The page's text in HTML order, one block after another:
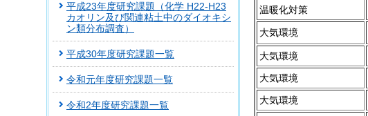
平成23年度研究課題（化学 H22-H23
カオリン及び関連粘土中のダイオキシ
ン類分布調査）
平成30年度研究課題一覧
令和元年度研究課題一覧
令和2年度研究課題一覧
温暖化対策
大気環境
大気環境
大気環境
大気環境